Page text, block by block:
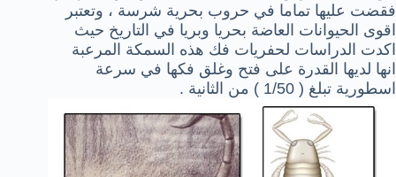
فقضت عليها تماما في حروب بحرية شرسة ، وتعتبر
اقوى الحيوانات العاضة بحريا وبريا في التاريخ حيث
اكدت الدراسات لحفريات فك هذه السمكة المرعبة
انها لديها القدرة على فتح وغلق فكها في سرعة
اسطورية تبلغ ( 1/50 ) من الثانية .